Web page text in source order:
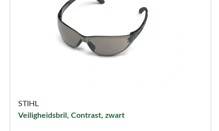
STIHL
Veiligheidsbril, Contrast, zwart